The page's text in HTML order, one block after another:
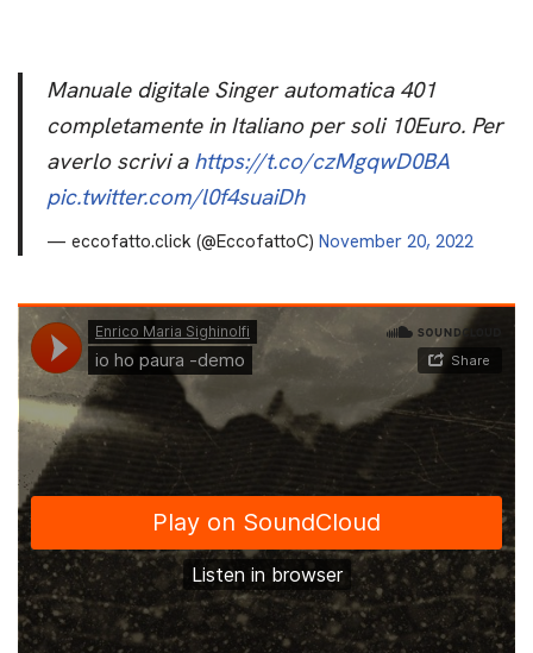
Manuale digitale Singer automatica 401
completamente in Italiano per soli 10Euro. Per
averlo scrivi a https://t.co/czMgqwD0BA
pic.twitter.com/l0f4suaiDh
— eccofatto.click (@EccofattoC) November 20, 2022